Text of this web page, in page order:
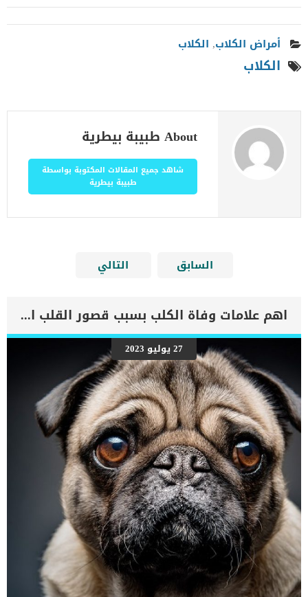
أمراض الكلاب, الكلاب
الكلاب
About طبيبة بيطرية
شاهد جميع المقالات المكتوبة بواسطة
طبيبة بيطرية
السابق التالي
اهم علامات وفاة الكلب بسبب قصور القلب الاحتقانى
27 يوليو 2023